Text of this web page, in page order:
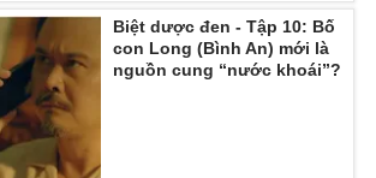
Biệt dược đen - Tập 10: Bố
con Long (Bình An) mới là
nguồn cung “nước khoái”?